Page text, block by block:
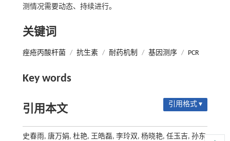
测情况需要动态、持续进行。
关键词
痤疮丙酸杆菌 / 抗生素 / 耐药机制 / 基因测序 / PCR
Key words
引用本文 引用格式 ▾
史春雨, 唐万娟, 杜艳, 王皓磊, 李玲双, 杨晓艳, 任玉吉, 孙东